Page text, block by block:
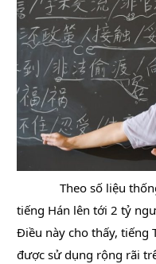
Theo số liệu
tiếng Hán lên tới 2 tỷ
Điều này cho thấy, tiếng
được sử dụng rộng rãi